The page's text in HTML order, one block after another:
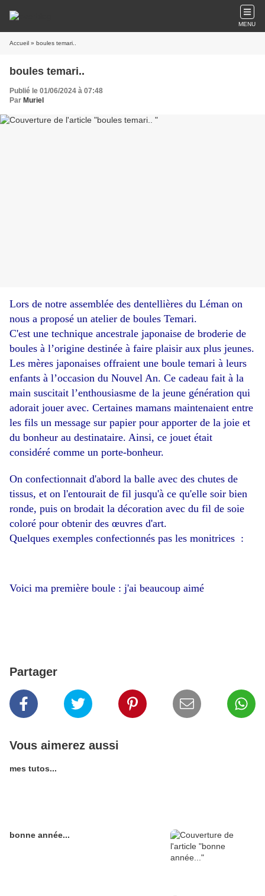
MENU
Accueil » boules temari..
boules temari..
Publié le 01/06/2024 à 07:48
Par Muriel
Lors de notre assemblée des dentellières du Léman on
nous a proposé un atelier de boules Temari.
C'est une technique ancestrale japonaise de broderie de
boules à l’origine destinée à faire plaisir aux plus jeunes.
Les mères japonaises offraient une boule temari à leurs
enfants à l’occasion du Nouvel An. Ce cadeau fait à la
main suscitait l’enthousiasme de la jeune génération qui
adorait jouer avec. Certaines mamans maintenaient entre
les fils un message sur papier pour apporter de la joie et
du bonheur au destinataire. Ainsi, ce jouet était
considéré comme un porte-bonheur.
On confectionnait d'abord la balle avec des chutes de
tissus, et on l'entourait de fil jusqu'à ce qu'elle soir bien
ronde, puis on brodait la décoration avec du fil de soie
coloré pour obtenir des œuvres d'art.
Quelques exemples confectionnés pas les monitrices :
Voici ma première boule : j'ai beaucoup aimé
Partager
Vous aimerez aussi
mes tutos...
bonne année...